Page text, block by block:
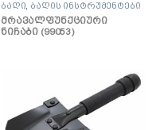
ბაღი ბაღის ინსტრუმენტები
მრავალფუნქციური
ნიჩაბი (99053)